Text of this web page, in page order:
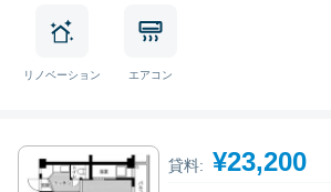
リノベーション エアコン
貸料: ¥23,200